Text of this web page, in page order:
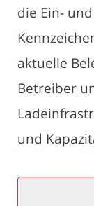
die Ein-
aktuelle
Betreiber
und